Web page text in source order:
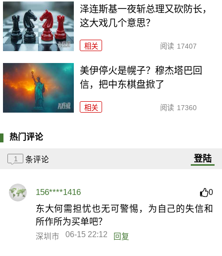
泽连斯基一夜斩总理又砍防长，
这大戏几个意思？
相关 阅读 17407
美伊停火是幌子？穆杰塔巴回
信，把中东棋盘掀了
相关 阅读 17360
热门评论
1 条评论 登陆
156****1416 0
东大何需担忧也无可警惕，为自己的失信和
所作所为买单吧？
深圳市 06-15 22:12 回复